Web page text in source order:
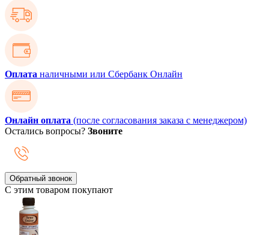
Оплата наличными или Сбербанк Онлайн
Онлайн оплата (после согласования заказа с менеджером)
Остались вопросы? Звоните
Обратный звонок
С этим товаром покупают